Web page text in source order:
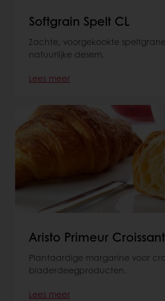
Softgrain Spelt CL
Zachte, voorgekookte
natuurlijke desem.
Lees meer
Aristo Primeur Croissant
Plantaardige margarine voor
bladerdeegproducten.
Lees meer